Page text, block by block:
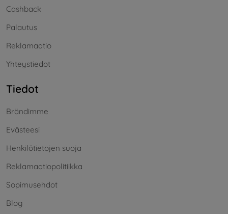
Cashback
Palautus
Reklamaatio
Yhteystiedot
Tiedot
Brändimme
Evästeesi
Henkilötietojen suoja
Reklamaatiopolitiikka
Sopimusehdot
Blog